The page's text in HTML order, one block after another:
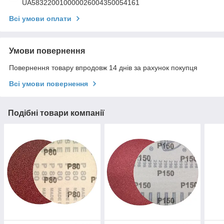
UA583220010000026004350054161
Всі умови оплати
Умови повернення
Повернення товару впродовж 14 днів за рахунок покупця
Всі умови повернення
Подібні товари компанії